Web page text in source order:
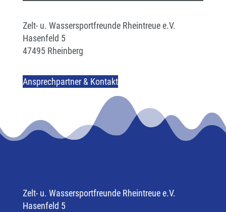
Zelt- u. Wassersportfreunde Rheintreue e.V.
Hasenfeld 5
47495 Rheinberg
Ansprechpartner & Kontakt
Zelt- u. Wassersportfreunde Rheintreue e.V.
Hasenfeld 5